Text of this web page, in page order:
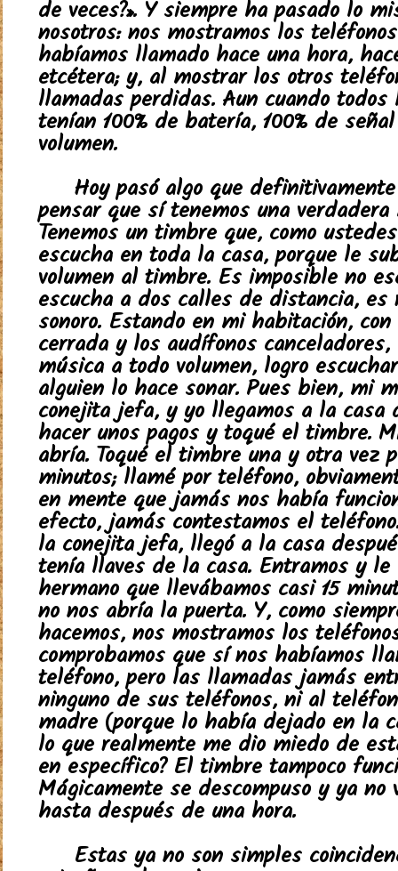
de veces?». Y siempre ha pasado lo
nosotros: nos mostramos los
habíamos llamado hace una hora,
etcétera; y, al mostrar los otros
llamadas perdidas. Aun cuando
tenían 100% de batería, 100% de
volumen.
Hoy pasó algo que
pensar que sí tenemos una verdadera
Tenemos un timbre que, como
escucha en toda la casa, porque le
volumen al timbre. Es imposible no
escucha a dos calles de distancia,
sonoro. Estando en mi habitación,
cerrada y los audífonos canceladores,
música a todo volumen, logro
alguien lo hace sonar. Pues bien, mi
conejita jefa, y yo llegamos a la casa
hacer unos pagos y toqué el timbre.
abría. Toqué el timbre una y otra vez
minutos; llamé por teléfono,
en mente que jamás nos había
efecto, jamás contestamos el
la conejita jefa, llegó a la casa
tenía llaves de la casa. Entramos y
hermano que llevábamos casi 15
no nos abría la puerta. Y, como
hacemos, nos mostramos los
comprobamos que sí nos habíamos
teléfono, pero las llamadas jamás
ninguno de sus teléfonos, ni al
madre (porque lo había dejado en la
lo que realmente me dio miedo de
en específico? El timbre tampoco
Mágicamente se descompuso y ya no
hasta después de una hora.
Estas ya no son simples